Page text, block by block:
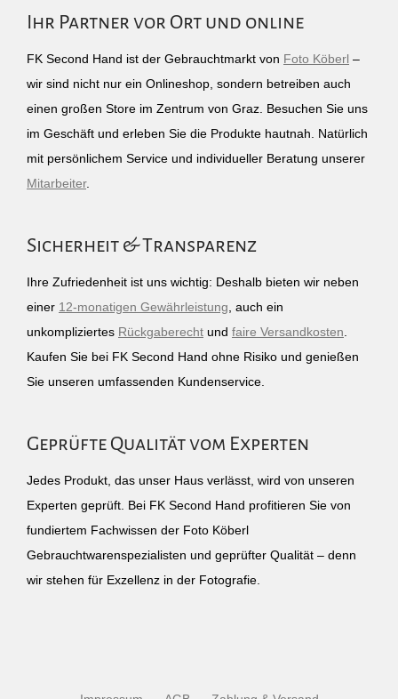
Ihr Partner vor Ort und online
FK Second Hand ist der Gebrauchtmarkt von Foto Köberl –
wir sind nicht nur ein Onlineshop, sondern betreiben auch
einen großen Store im Zentrum von Graz. Besuchen Sie uns
im Geschäft und erleben Sie die Produkte hautnah. Natürlich
mit persönlichem Service und individueller Beratung unserer
Mitarbeiter.
Sicherheit & Transparenz
Ihre Zufriedenheit ist uns wichtig: Deshalb bieten wir neben
einer 12-monatigen Gewährleistung , auch ein
unkompliziertes Rückgaberecht und faire Versandkosten
Kaufen Sie bei FK Second Hand ohne Risiko und genießen
Sie unseren umfassenden Kundenservice.
Geprüfte Qualität vom Experten
Jedes Produkt, das unser Haus verlässt, wird von unseren
Experten geprüft. Bei FK Second Hand profitieren Sie von
fundiertem Fachwissen der Foto Köberl
Gebrauchtwarenspezialisten und geprüfter Qualität – denn
wir stehen für Exzellenz in der Fotografie.